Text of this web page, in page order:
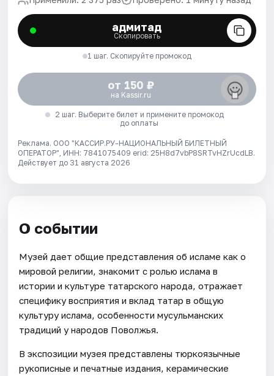
адмитад
Скопировать
1 шаг. Скопируйте промокод
от 150 ₽
на Kassir.ru
2 шаг. Выберите билет и примените промокод
до оплаты
Реклама. ООО "КАССИР.РУ-НАЦИОНАЛЬНЫЙ БИЛЕТНЫЙ
ОПЕРАТОР", ИНН: 7841075409 erid: 25H8d7vbP8SRTvHZrUcdLB.
Действует до 31 августа 2026
О событии
Музей дает общие представления об исламе как о
мировой религии, знакомит с ролью ислама в
истории и культуре татарского народа, отражает
специфику восприятия и вклад татар в общую
культуру ислама, особенности мусульманских
традиций у народов Поволжья.
В экспозиции музея представлены тюркоязычные
рукописные и печатные издания, керамические